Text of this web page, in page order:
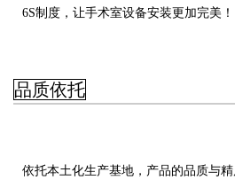
6S制度，让手术室设备安装更加完美！
品质依托
依托本土化生产基地，产品的品质与